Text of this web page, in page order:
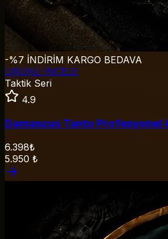
-%7 İNDİRİM KARGO BEDAVA
ÜRÜNÜ İNCELE
Taktik Seri
4.9
Damascus Tanto Profesyonel
6.398₺
5.950 ₺